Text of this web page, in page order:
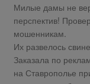
Милые дамы не
перспектив!
мошенникам.
Их развелось
Заказала по
на Ставрополье